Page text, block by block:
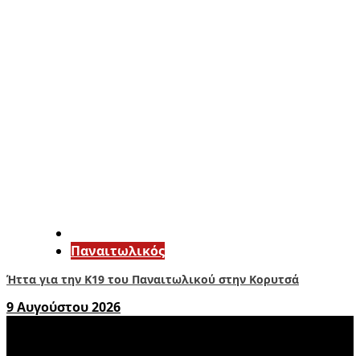
Παναιτωλικός
Ήττα για την Κ19 του Παναιτωλικού στην Κορυτσά
9 Αυγούστου 2026